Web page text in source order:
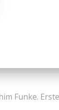
Funke.